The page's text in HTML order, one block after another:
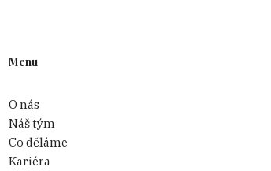
Menu
O nás
Náš tým
Co děláme
Kariéra